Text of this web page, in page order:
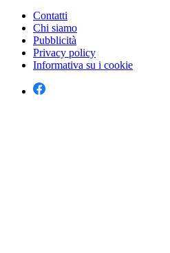
Contatti
Chi siamo
Pubblicità
Privacy policy
Informativa su i cookie